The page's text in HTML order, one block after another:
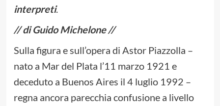
interpreti.
// di Guido Michelone //
Sulla figura e sull’opera di Astor Piazzolla –
nato a Mar del Plata l’11 marzo 1921 e
deceduto a Buenos Aires il 4 luglio 1992 –
regna ancora parecchia confusione a livello